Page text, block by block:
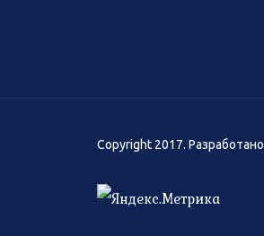
Copyright 2017. Разработано